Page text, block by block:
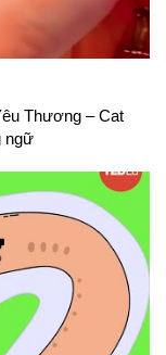
Thương – Cat
ngữ